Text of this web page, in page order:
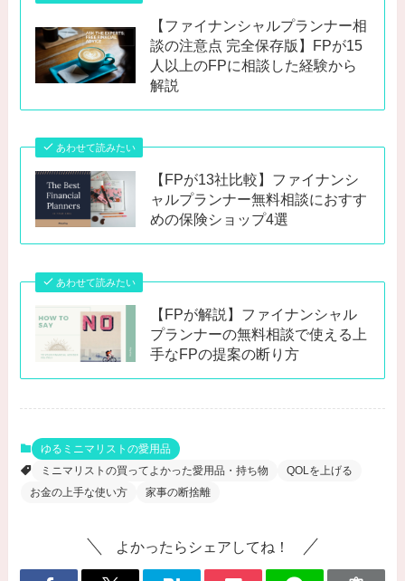
【ファイナンシャルプランナー相
談の注意点 完全保存版】FPが15
人以上のFPに相談した経験から
解説
あわせて読みたい
【FPが13社比較】ファイナンシ
ャルプランナー無料相談におすす
めの保険ショップ4選
あわせて読みたい
【FPが解説】ファイナンシャル
プランナーの無料相談で使える上
手なFPの提案の断り方
ゆるミニマリストの愛用品
ミニマリストの買ってよかった愛用品・持ち物
QOLを上げる
お金の上手な使い方
家事の断捨離
よかったらシェアしてね！